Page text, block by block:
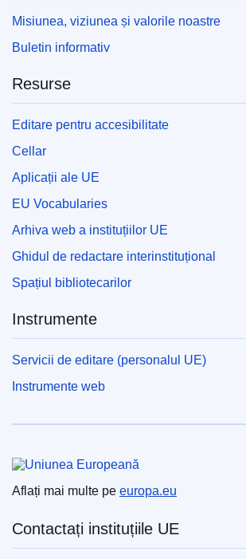
Misiunea, viziunea și valorile noastre
Buletin informativ
Resurse
Editare pentru accesibilitate
Cellar
Aplicații ale UE
EU Vocabularies
Arhiva web a instituțiilor UE
Ghidul de redactare interinstituțional
Spațiul bibliotecarilor
Instrumente
Servicii de editare (personalul UE)
Instrumente web
Aflați mai multe pe europa.eu
Contactați instituțiile UE